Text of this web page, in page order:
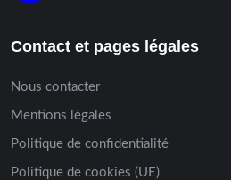
Contact et pages légales
Nous contacter
Mentions légales
Politique de confidentialité
Politique de cookies (UE)